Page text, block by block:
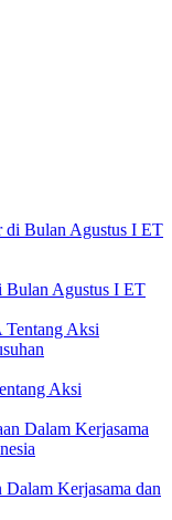
Bulan Agustus I ET
Aksi
Dalam Kerjasama dan